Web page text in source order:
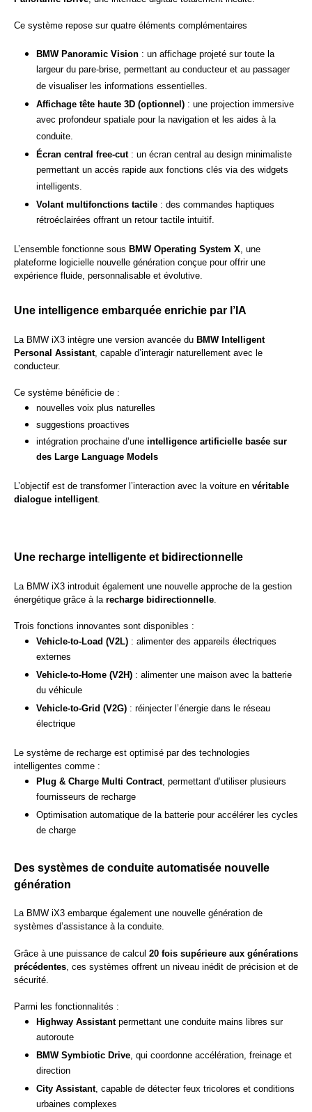
Ce système repose sur quatre éléments complémentaires
BMW Panoramic Vision : un affichage projeté sur toute la
largeur du pare-brise, permettant au conducteur et au passager
de visualiser les informations essentielles.
Affichage tête haute 3D (optionnel) : une projection immersive
avec profondeur spatiale pour la navigation et les aides à la
conduite.
Écran central free-cut: un écran central au design minimaliste
permettant un accès rapide aux fonctions clés via des widgets
intelligents.
Volant multifonctions tactile : des commandes haptiques
rétroéclairées offrant un retour tactile intuitif.
L’ensemble fonctionne sous BMW Operating System X, une
plateforme logicielle nouvelle génération conçue pour offrir une
expérience fluide, personnalisable et évolutive.
Une intelligence embarquée enrichie par l’IA
La BMW iX3 intègre une version avancée du BMW Intelligent
Personal Assistant, capable d’interagir naturellement avec le
conducteur.
Ce système bénéficie de :
nouvelles voix plus naturelles
suggestions proactives
intégration prochaine d’une intelligence artificielle basée sur
des Large Language Models
L’objectif est de transformer l’interaction avec la voiture en véritable
dialogue intelligent.
Une recharge intelligente et bidirectionnelle
La BMW iX3 introduit également une nouvelle approche de la gestion
énergétique grâce à la recharge bidirectionnelle
Trois fonctions innovantes sont disponibles :
Vehicle-to-Load (V2L) : alimenter des appareils électriques
externes
Vehicle-to-Home (V2H) : alimenter une maison avec la batterie
du véhicule
Vehicle-to-Grid (V2G) : réinjecter l’énergie dans le réseau
électrique
Le système de recharge est optimisé par des technologies
intelligentes comme :
Plug & Charge Multi Contract, permettant d’utiliser plusieurs
fournisseurs de recharge
Optimisation automatique de la batterie pour accélérer les cycles
de charge
Des systèmes de conduite automatisée nouvelle
génération
La BMW iX3 embarque également une nouvelle génération de
systèmes d’assistance à la conduite.
Grâce à une puissance de calcul 20 fois supérieure aux générations
précédentes , ces systèmes offrent un niveau inédit de précision et de
sécurité.
Parmi les fonctionnalités :
Highway Assistantpermettant une conduite mains libres sur
autoroute
BMW Symbiotic Drive , qui coordonne accélération, freinage et
direction
City Assistant, capable de détecter feux tricolores et conditions
urbaines complexes